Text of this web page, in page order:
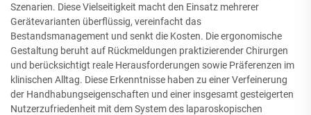
Szenarien. Diese Vielseitigkeit macht den Einsatz mehrerer
Gerätevarianten überflüssig, vereinfacht das
Bestandsmanagement und senkt die Kosten. Die ergonomische
Gestaltung beruht auf Rückmeldungen praktizierender Chirurgen
und berücksichtigt reale Herausforderungen sowie Präferenzen im
klinischen Alltag. Diese Erkenntnisse haben zu einer Verfeinerung
der Handhabungseigenschaften und einer insgesamt gesteigerten
Nutzerzufriedenheit mit dem System des laparoskopischen